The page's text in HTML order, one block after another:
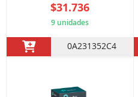
$31.736
9 unidades
0A231352C4